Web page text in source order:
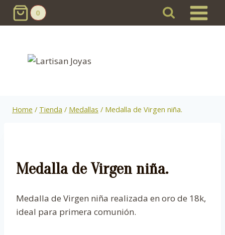
Skip
0
Home / Tienda / Medallas / Medalla de Virgen niña.
Medalla de Virgen niña.
Medalla de Virgen niña realizada en oro de 18k,
ideal para primera comunión.